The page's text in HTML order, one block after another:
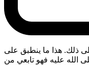
ذلك. هذا ما ينطبق على
الله عليه فهو تابعي من